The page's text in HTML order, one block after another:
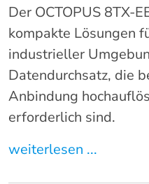
Der OCTOPUS 8TX-
kompakte Lösungen
industrieller
Datendurchsatz, die
Anbindung
erforderlich sind.
weiterlesen ...